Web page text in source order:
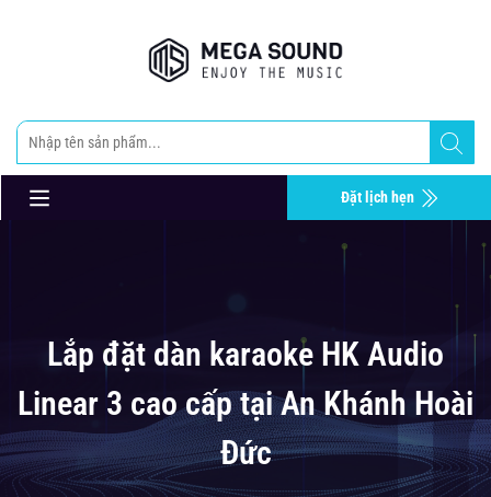
Đặt lịch hẹn
Lắp đặt dàn karaoke HK Audio
Linear 3 cao cấp tại An Khánh Hoài
Đức